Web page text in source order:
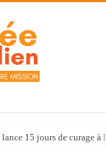
15 jours de curage à